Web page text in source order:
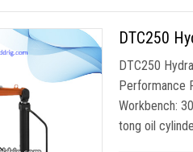
DTC250
DTC250
Performance
Workbench:
tong oil